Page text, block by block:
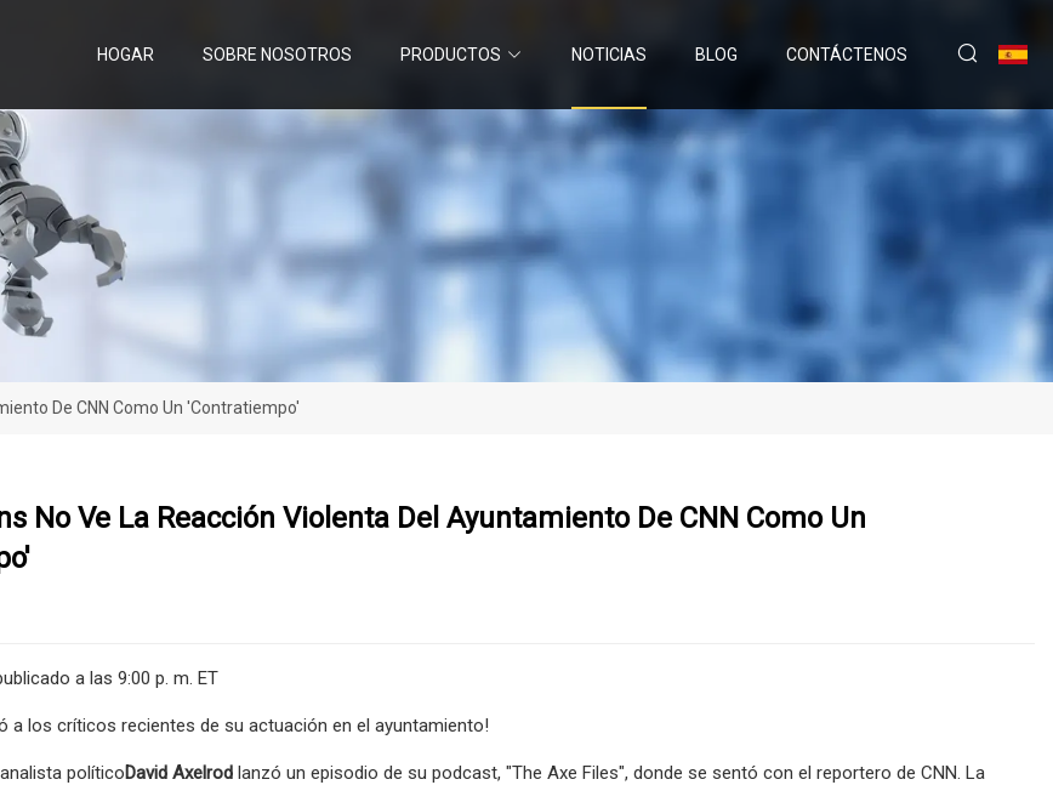
HOGAR SOBRE NOSOTROS PRODUCTOS NOTICIAS BLOG CONTÁCTENOS
De CNN Como Un 'contratiempo'
No Ve La Reacción Violenta Del Ayuntamiento De CNN Como Un
a las 9:00 p. m. ET
a los críticos recientes de su actuación en el ayuntamiento!
políticoDavid Axelrod lanzó un episodio de su podcast, "The Axe Files", donde se sentó con el reportero de CNN. La